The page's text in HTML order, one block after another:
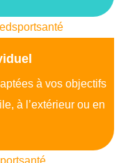
à vos objectifs
à l’extérieur ou en